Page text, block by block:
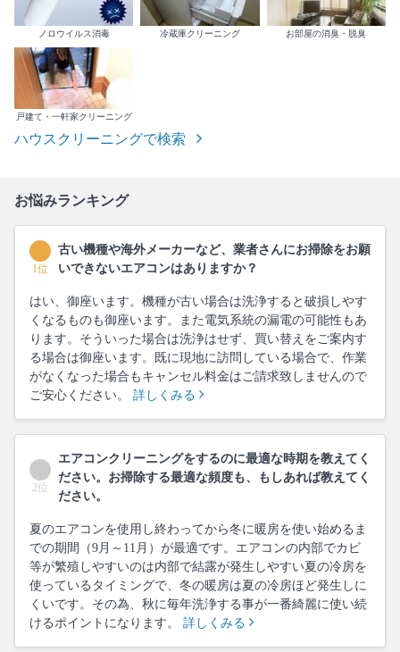
ノロウイルス消毒 冷蔵庫クリーニング お部屋の消臭・脱臭
戸建て・一軒家クリーニング
ハウスクリーニングで検索
お悩みランキング
1位
古い機種や海外メーカーなど、業者さんにお掃除をお願
いできないエアコンはありますか？
はい、御座います。機種が古い場合は洗浄すると破損しやす
くなるものも御座います。また電気系統の漏電の可能性もあ
ります。そういった場合は洗浄はせず、買い替えをご案内す
る場合は御座います。既に現地に訪問している場合で、作業
がなくなった場合もキャンセル料金はご請求致しませんので
ご安心ください。 詳しくみる
2位
エアコンクリーニングをするのに最適な時期を教えてく
ださい。お掃除する最適な頻度も、もしあれば教えてく
ださい。
夏のエアコンを使用し終わってから冬に暖房を使い始めるま
での期間（9月～11月）が最適です。エアコンの内部でカビ
等が繁殖しやすいのは内部で結露が発生しやすい夏の冷房を
使っているタイミングで、冬の暖房は夏の冷房ほど発生しに
くいです。その為、秋に毎年洗浄する事が一番綺麗に使い続
けるポイントになります。 詳しくみる